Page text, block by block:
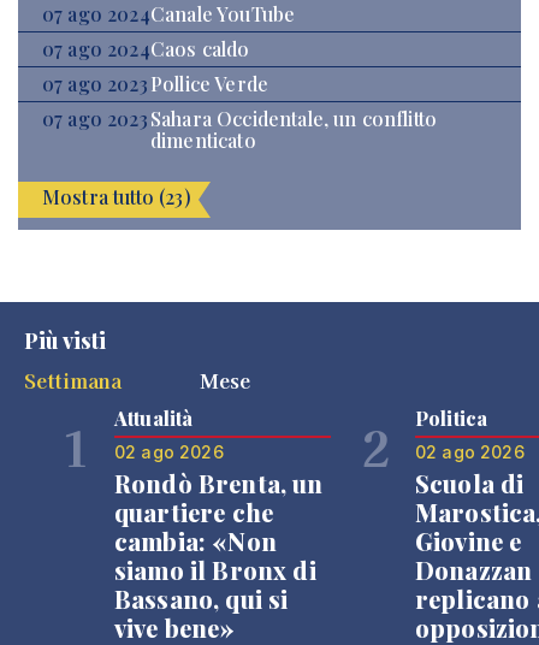
07 ago 2024Canale YouTube
07 ago 2024Caos caldo
07 ago 2023Pollice Verde
07 ago 2023Sahara Occidentale, un conflitto
dimenticato
Mostra tutto (23)
Più visti
Settimana
Mese
1 Attualità
02 ago 2026
Rondò Brenta, un
quartiere che
cambia: «Non
siamo il Bronx di
Bassano, qui si
vive bene»
2 Politica
02 ago 2026
Scuola di
Giovine e
Donazzan
replicano